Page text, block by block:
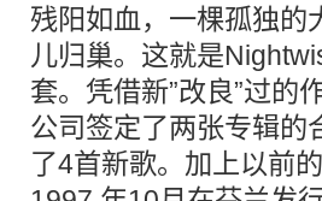
残阳如血，一棵孤独的
儿归巢。这就是
套。凭借新”改良”过的
公司签定了两张专辑的
了4首新歌。加上以前